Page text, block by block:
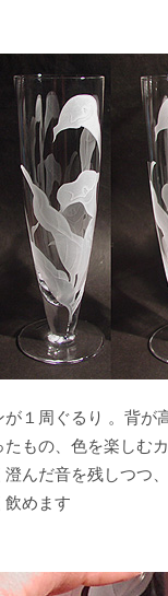
１周ぐるり 。背
もの、色を楽しむ
んだ音を残しつつ
めます